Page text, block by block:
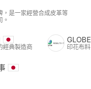
，是一家經營合成皮革等
。
經典製造商
GLOBE
印花布料